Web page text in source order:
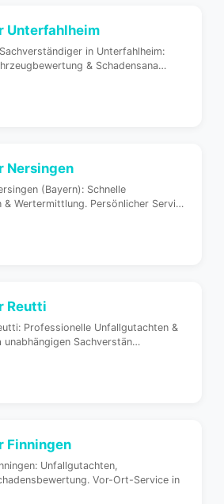
Unterfahlheim
in Unterfahlheim:
& Schadensana…
Nersingen
(Bayern): Schnelle
& Wertermittlung. Persönlicher Servi…
Reutti
Professionelle Unfallgutachten &
Sachverstän…
Finningen
Unfallgutachten,
Vor-Ort-Service in